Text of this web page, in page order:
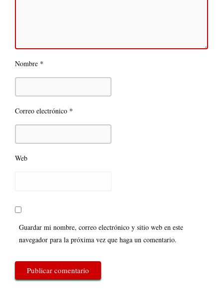
Nombre *
Correo electrónico *
Web
Guardar mi nombre, correo electrónico y sitio web en este
navegador para la próxima vez que haga un comentario.